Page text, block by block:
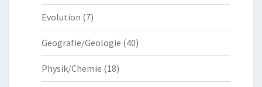
Evolution (7)
Geografie/Geologie (40)
Physik/Chemie (18)